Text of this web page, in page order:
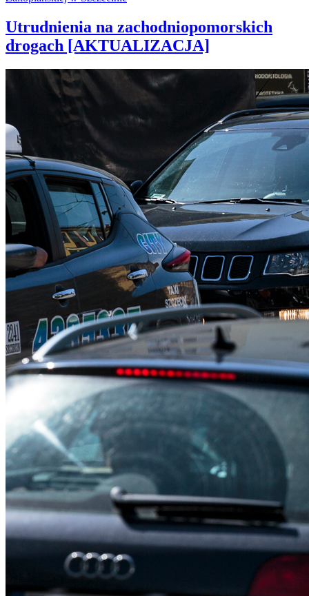
Utrudnienia na zachodniopomorskich
drogach [AKTUALIZACJA]